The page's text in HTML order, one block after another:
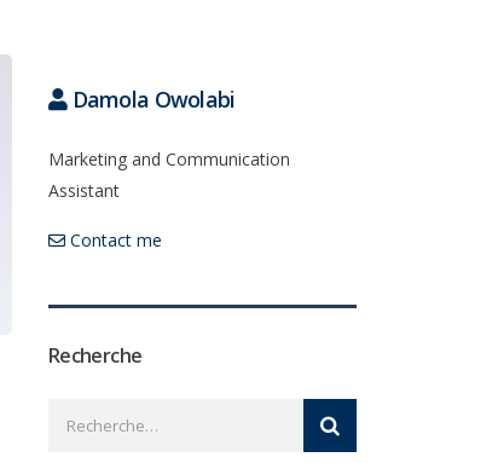
Damola Owolabi
Marketing and Communication
Assistant
Contact me
Recherche